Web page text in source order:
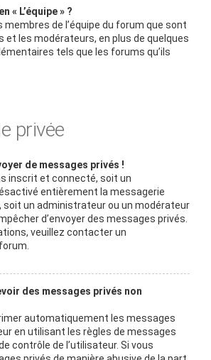
« L’équipe » ?
de l’équipe du forum que sont
et les modérateurs, en plus de quelques
tels que les forums qu’ils
privée
de messages privés !
inscrit et connecté, soit un
entièrement la messagerie
soit un administrateur ou un modérateur
d’envoyer des messages privés.
veuillez contacter un
des messages privés non
automatiquement les messages
en utilisant les règles de messages
contrôle de l’utilisateur. Si vous